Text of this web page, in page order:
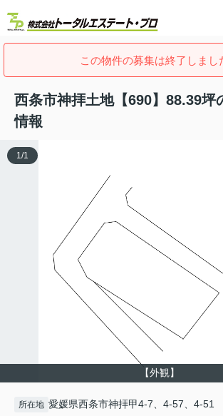
この物件の募集は終了しまし
西条市神拝土地【690】88.39坪
情報
【外観】
1/1
所在地 愛媛県西条市神拝甲4-7、4-57、4-51